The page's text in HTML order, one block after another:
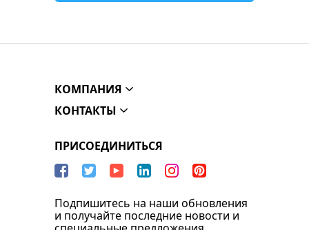
КОМПАНИЯ
КОНТАКТЫ
ПРИСОЕДИНИТЬСЯ
Подпишитесь на наши обновления
и получайте последние новости и